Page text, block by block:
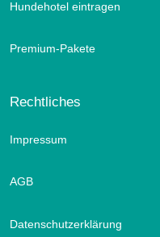
Hundehotel eintragen
Premium-Pakete
Rechtliches
Impressum
AGB
Datenschutzerklärung